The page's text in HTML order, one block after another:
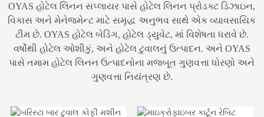
OYAS હોટેલ લિનન સપ્લાયર પાસે હોટેલ લિનન પ્રોડક્ટ ડિઝાઇન,
વિકાસ અને મેનેજમેન્ટ માટે સમૃદ્ધ અનુભવ સાથે એક વ્યાવસાયિક
ટીમ છે. OYAS હોટેલ બેડિંગ, હોટેલ ડ્યુવેટ, માં વિશેષતા ધરાવે છે.
વર્ષોથી હોટેલ ઓશીકું, અને હોટેલ ટુવાલનું ઉત્પાદન. અને OYAS
પાસે તમામ હોટેલ લિનન ઉત્પાદનોના મજબૂત ગુણવત્તા ધોરણો અને
ગુણવત્તા નિયંત્રણ છે.